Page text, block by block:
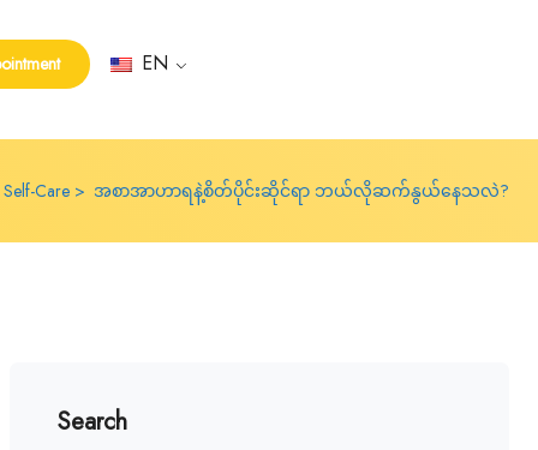
EN
Self-Care အစာအာဟာရနဲ့စိတ်ပိုင်းဆိုင်ရာ ဘယ်လိုဆက်နွယ်နေသလဲ?
Search